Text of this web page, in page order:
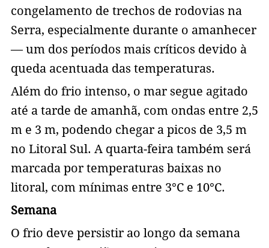
congelamento de trechos de rodovias na
Serra, especialmente durante o amanhecer
— um dos períodos mais críticos devido à
queda acentuada das temperaturas.
Além do frio intenso, o mar segue agitado
até a tarde de amanhã, com ondas entre 2,5
m e 3 m, podendo chegar a picos de 3,5 m
no Litoral Sul. A quarta-feira também será
marcada por temperaturas baixas no
litoral, com mínimas entre 3°C e 10°C.
Semana
O frio deve persistir ao longo da semana